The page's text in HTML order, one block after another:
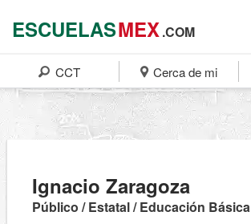
ESCUELASMEX.COM
CCT Cerca de mi
Ignacio Zaragoza
Público / Estatal / Educación Básica